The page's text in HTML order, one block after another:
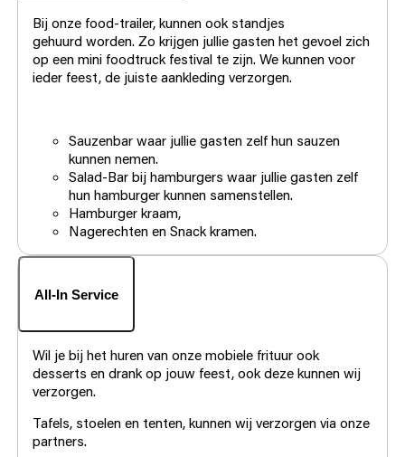
Bij onze food-trailer, kunnen ook standjes
gehuurd worden. Zo krijgen jullie gasten het gevoel zich
op een mini foodtruck festival te zijn. We kunnen voor
ieder feest, de juiste aankleding verzorgen.
Sauzenbar waar jullie gasten zelf hun sauzen
kunnen nemen.
Salad-Bar bij hamburgers waar jullie gasten zelf
hun hamburger kunnen samenstellen.
Hamburger kraam,
Nagerechten en Snack kramen.
All-In Service
Wil je bij het huren van onze mobiele frituur ook
desserts en drank op jouw feest, ook deze kunnen wij
verzorgen.
Tafels, stoelen en tenten, kunnen wij verzorgen via onze
partners.